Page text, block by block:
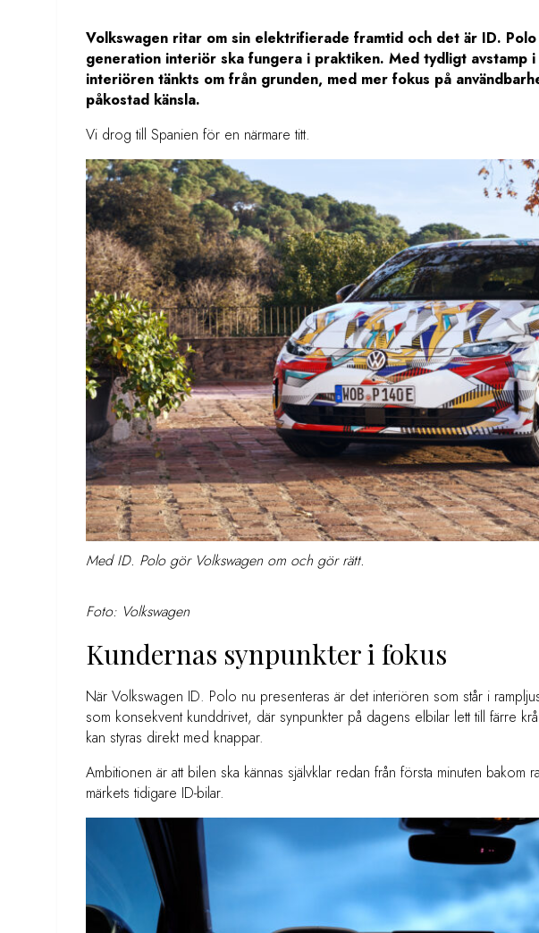
Volkswagen ritar om sin elektrifierade framtid och det är ID.
generation interiör ska fungera i praktiken. Med tydligt avstamp
interiören tänkts om från grunden, med mer fokus på
påkostad känsla.
Vi drog till Spanien för en närmare titt.
Med ID. Polo gör Volkswagen om och gör rätt.
Foto: Volkswagen
Kundernas synpunkter i fokus
När Volkswagen ID. Polo nu presenteras är det interiören som står i
som konsekvent kunddrivet, där synpunkter på dagens elbilar lett till färre
kan styras direkt med knappar.
Ambitionen är att bilen ska kännas självklar redan från första minuten bakom
märkets tidigare ID-bilar.